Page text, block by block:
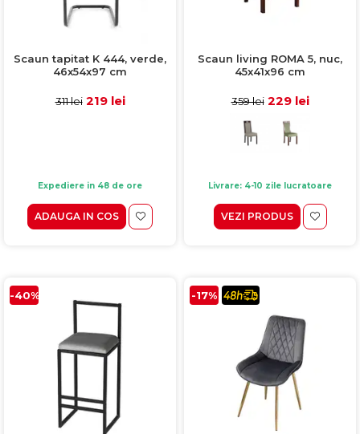
Scaun tapitat K 444, verde,
46x54x97 cm
311 lei 219 lei
Expediere in 48 de ore
ADAUGA IN COS
Scaun living ROMA 5, nuc,
45x41x96 cm
359 lei 229 lei
Livrare: 4-10 zile lucratoare
VEZI PRODUS
-40% -17%